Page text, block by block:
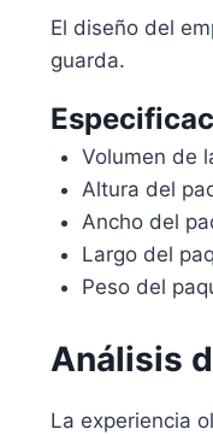
El diseño del
guarda.
Volumen de
Altura del
Ancho del
Largo del
Peso del
Análisis
La experiencia